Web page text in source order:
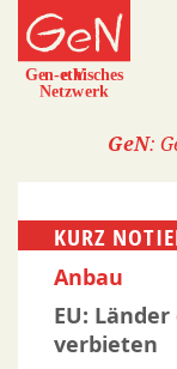
Direkt
zum
Inhalt
GeN:
KURZ
Anbau
EU:
verbieten